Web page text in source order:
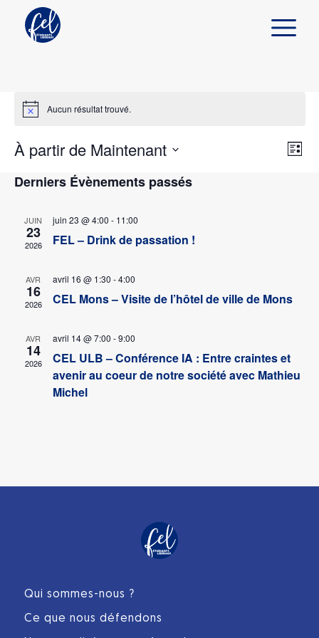
Aucun résultat trouvé.
de
Liste
À partir de Maintenant
une
Derniers Évènements passés
JUIN
23
2026
juin 23 @ 4:00 - 11:00
FEL – Drink de passation !
AVR
16
2026
avril 16 @ 1:30 -4:00
CEL Mons – Visite de l’hôtel de ville de Mons
AVR
14
2026
avril 14 @ 7:00 -9:00
CEL ULB – Conférence IA : Entre craintes et
avenir au coeur de notre société avec Mathieu
Michel
Qui sommes-nous ?
Ce que nous défendons